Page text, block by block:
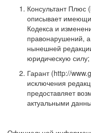
Консультант Плюс
описывает
Кодекса и
правонарушений,
нынешней
юридическую силу;
Гарант (http://
исключения
предоставляет
актуальными